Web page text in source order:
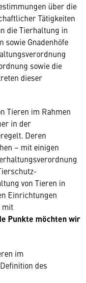
über die
Tätigkeiten
die Tierhaltung in
sowie Gnadenhöfe
sowie die
dieser
Tieren im Rahmen
in der
Deren
– mit einigen
von Tieren in
Einrichtungen
mit
Punkte möchten wir
im
des